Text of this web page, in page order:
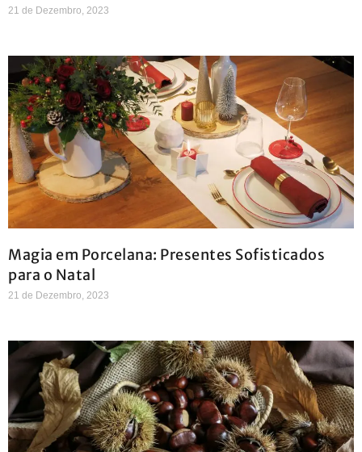
21 de Dezembro, 2023
Magia em Porcelana: Presentes Sofisticados
para o Natal
21 de Dezembro, 2023